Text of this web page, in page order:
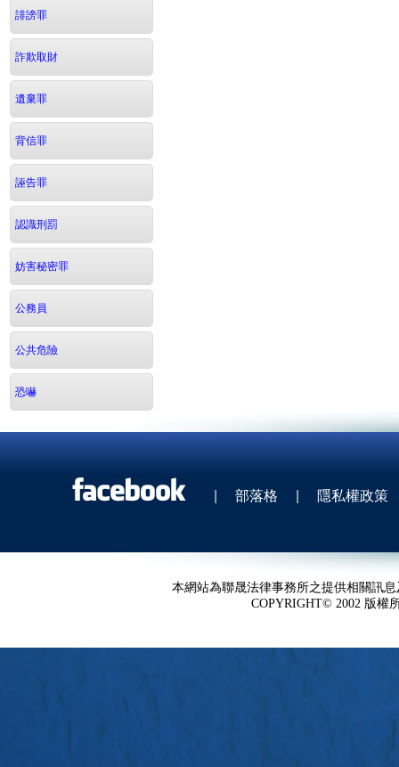
誹謗罪
詐欺取財
遺棄罪
背信罪
誣告罪
認識刑罰
妨害秘密罪
公務員
公共危險
恐嚇
| 部落格 | 隱私權政策
本網站為聯晟法律事務所之提供相關訊
COPYRIGHT© 2002 版權